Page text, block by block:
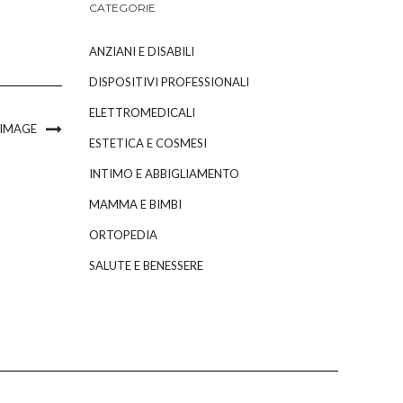
CATEGORIE
ANZIANI E DISABILI
DISPOSITIVI PROFESSIONALI
ELETTROMEDICALI
ESTETICA E COSMESI
INTIMO E ABBIGLIAMENTO
MAMMA E BIMBI
ORTOPEDIA
SALUTE E BENESSERE